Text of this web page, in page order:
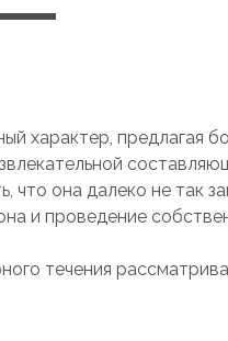
характер, предлагая
что она далеко не так
и проведение
течения